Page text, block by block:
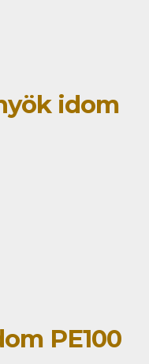
idom
PE100